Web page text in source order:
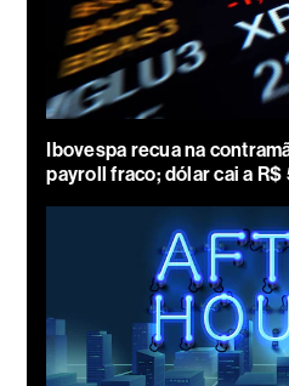
Ibovespa recua na
payroll fraco; dólar cai a R$